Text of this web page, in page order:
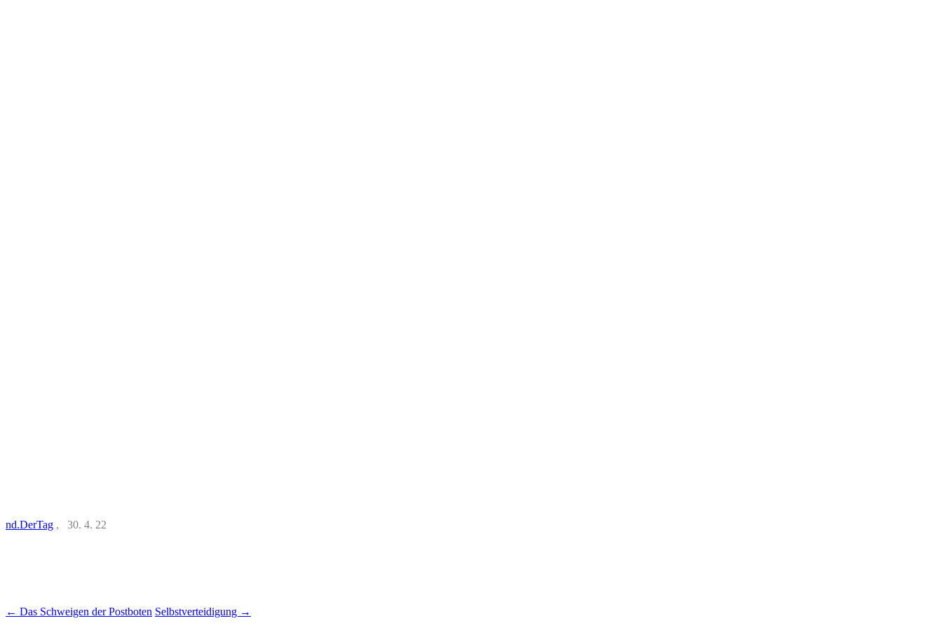
nd.DerTag , 30. 4. 22
Beitrags-
← Das Schweigen der Postboten Selbstverteidigung →